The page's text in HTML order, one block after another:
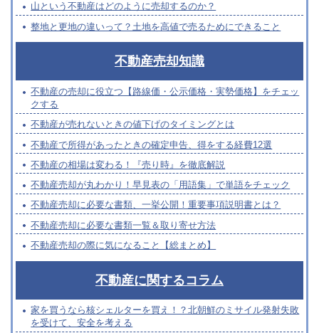
山という不動産はどのように売却するのか？
整地と更地の違いって？土地を高値で売るためにできること
不動産売却知識
不動産の売却に役立つ【路線価・公示価格・実勢価格】をチェッ
クする
不動産が売れないときの値下げのタイミングとは
不動産で所得があったときの確定申告、得をする経費12選
不動産の相場は変わる！『売り時』を徹底解説
不動産売却が丸わかり！早見表の「用語集」で単語をチェック
不動産売却に必要な書類、一挙公開！重要事項説明書とは？
不動産売却に必要な書類一覧＆取り寄せ方法
不動産売却の際に気になること【総まとめ】
不動産に関するコラム
家を買うなら核シェルターを買え！？北朝鮮のミサイル発射失敗
を受けて、安全を考える